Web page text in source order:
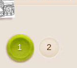
1 2